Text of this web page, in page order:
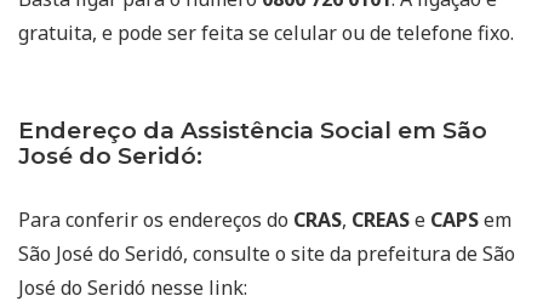
gratuita, e pode ser feita se celular ou de telefone fixo.
Endereço da Assistência Social em São
José do Seridó:
Para conferir os endereços do CRAS, CREASe CAPSem
São José do Seridó, consulte o site da prefeitura de São
José do Seridó nesse link: